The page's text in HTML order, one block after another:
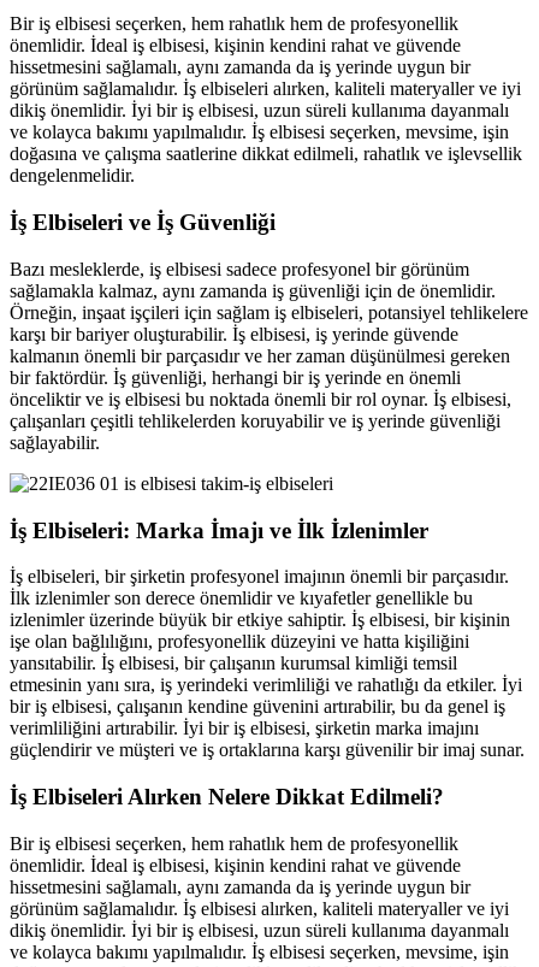
Bir iş elbisesi seçerken, hem rahatlık hem de profesyonellik
önemlidir. İdeal iş elbisesi, kişinin kendini rahat ve güvende
hissetmesini sağlamalı, aynı zamanda da iş yerinde uygun bir
görünüm sağlamalıdır. İş elbiseleri alırken, kaliteli materyaller ve iyi
dikiş önemlidir. İyi bir iş elbisesi, uzun süreli kullanıma dayanmalı
ve kolayca bakımı yapılmalıdır. İş elbisesi seçerken, mevsime, işin
doğasına ve çalışma saatlerine dikkat edilmeli, rahatlık ve işlevsellik
dengelenmelidir.
İş Elbiseleri ve İş Güvenliği
Bazı mesleklerde, iş elbisesi sadece profesyonel bir görünüm
sağlamakla kalmaz, aynı zamanda iş güvenliği için de önemlidir.
Örneğin, inşaat işçileri için sağlam iş elbiseleri, potansiyel tehlikelere
karşı bir bariyer oluşturabilir. İş elbisesi, iş yerinde güvende
kalmanın önemli bir parçasıdır ve her zaman düşünülmesi gereken
bir faktördür. İş güvenliği, herhangi bir iş yerinde en önemli
önceliktir ve iş elbisesi bu noktada önemli bir rol oynar. İş elbisesi,
çalışanları çeşitli tehlikelerden koruyabilir ve iş yerinde güvenliği
sağlayabilir.
İş Elbiseleri: Marka İmajı ve İlk İzlenimler
İş elbiseleri, bir şirketin profesyonel imajının önemli bir parçasıdır.
İlk izlenimler son derece önemlidir ve kıyafetler genellikle bu
izlenimler üzerinde büyük bir etkiye sahiptir. İş elbisesi, bir kişinin
işe olan bağlılığını, profesyonellik düzeyini ve hatta kişiliğini
yansıtabilir. İş elbisesi, bir çalışanın kurumsal kimliği temsil
etmesinin yanı sıra, iş yerindeki verimliliği ve rahatlığı da etkiler. İyi
bir iş elbisesi, çalışanın kendine güvenini artırabilir, bu da genel iş
verimliliğini artırabilir. İyi bir iş elbisesi, şirketin marka imajını
güçlendirir ve müşteri ve iş ortaklarına karşı güvenilir bir imaj sunar.
İş Elbiseleri Alırken Nelere Dikkat Edilmeli?
Bir iş elbisesi seçerken, hem rahatlık hem de profesyonellik
önemlidir. İdeal iş elbisesi, kişinin kendini rahat ve güvende
hissetmesini sağlamalı, aynı zamanda da iş yerinde uygun bir
görünüm sağlamalıdır. İş elbisesi alırken, kaliteli materyaller ve iyi
dikiş önemlidir. İyi bir iş elbisesi, uzun süreli kullanıma dayanmalı
ve kolayca bakımı yapılmalıdır. İş elbisesi seçerken, mevsime, işin